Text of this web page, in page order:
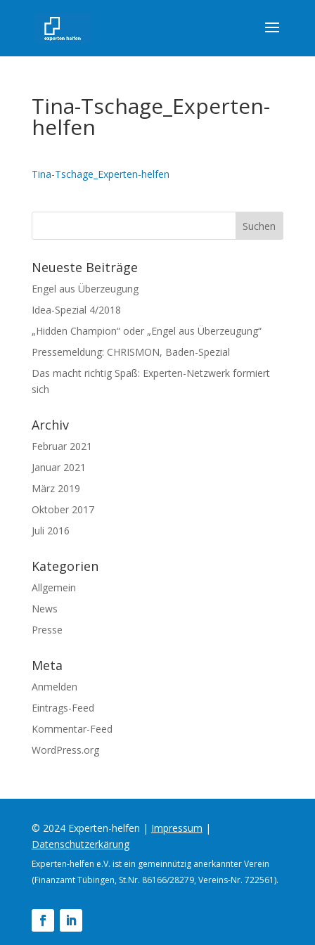
Tina-Tschage_Experten-
helfen
Tina-Tschage_Experten-helfen
Neueste Beiträge
Engel aus Überzeugung
Idea-Spezial 4/2018
„Hidden Champion“ oder „Engel aus Überzeugung“
Pressemeldung: CHRISMON, Baden-Spezial
Das macht richtig Spaß: Experten-Netzwerk formiert
sich
Archiv
Februar 2021
Januar 2021
März 2019
Oktober 2017
Juli 2016
Kategorien
Allgemein
News
Presse
Meta
Anmelden
Eintrags-Feed
Kommentar-Feed
WordPress.org
© 2024 Experten-helfen | Impressum |
Datenschutzerkärung
Experten-helfen e.V. ist ein gemeinnützig anerkannter Verein
(Finanzamt Tübingen, St.Nr. 86166/28279, Vereins-Nr. 722561).